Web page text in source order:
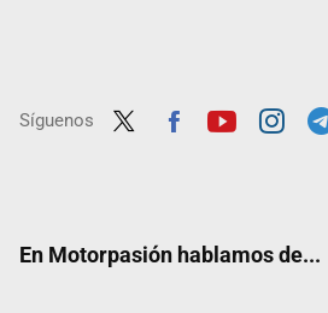
Síguenos
En Motorpasión hablamos de...